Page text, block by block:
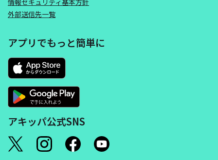
情報セキュリティ基本方針
外部送信先一覧
アプリでもっと簡単に
アキッパ公式SNS